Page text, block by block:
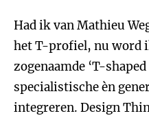
Had ik van Mathieu
het T-profiel, nu word
zogenaamde ‘T-
specialistische èn
integreren. Design